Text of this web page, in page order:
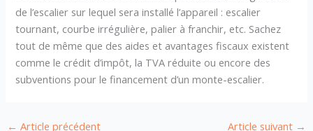
de l’escalier sur lequel sera installé l’appareil : escalier
tournant, courbe irrégulière, palier à franchir, etc. Sachez
tout de même que des aides et avantages fiscaux existent
comme le crédit d’impôt, la TVA réduite ou encore des
subventions pour le financement d’un monte-escalier.
← Article précédent Article suivant →